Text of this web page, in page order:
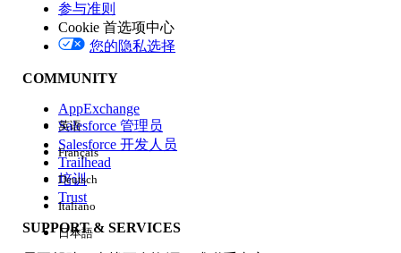
版本
体验
参与准则
Cookie 首选项中心
您的隐私选择
COMMUNITY
AppExchange
Salesforce 管理员
Salesforce 开发人员
Trailhead
培训
Trust
SUPPORT & SERVICES
英语
Français
Deutsch
Italiano
日本語